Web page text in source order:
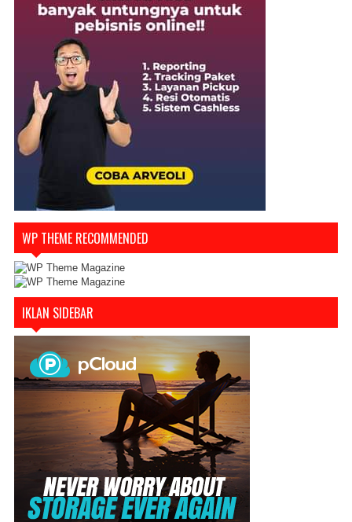
WP THEME RECOMMENDED
IKLAN SIDEBAR